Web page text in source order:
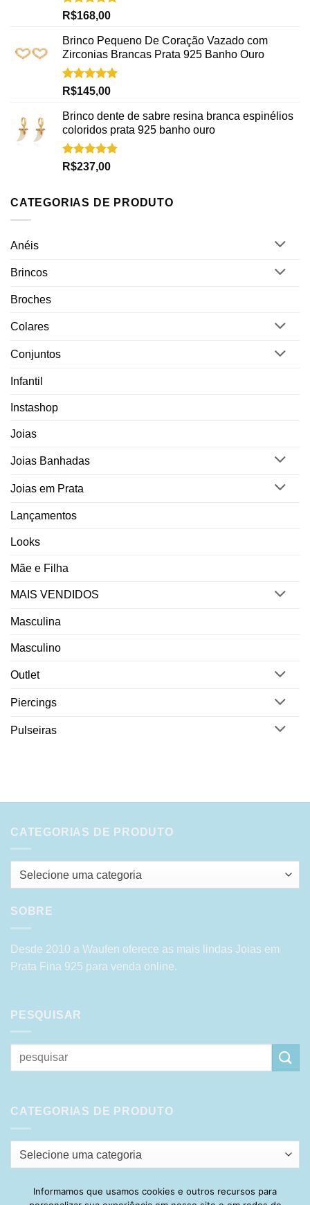
Avaliação
R$168,00
Brinco Pequeno De Coração Vazado com
Zirconias Brancas Prata 925 Banho Ouro
Avaliação
R$145,00
Brinco dente de sabre resina branca espinélios
coloridos prata 925 banho ouro
Avaliação
R$237,00
CATEGORIAS DE PRODUTO
Anéis
Brincos
Broches
Colares
Conjuntos
Infantil
Instashop
Joias
Joias Banhadas
Joias em Prata
Lançamentos
Looks
Mãe e Filha
MAIS VENDIDOS
Masculina
Masculino
Outlet
Piercings
Pulseiras
CATEGORIAS DE PRODUTO
Selecione uma categoria
SOBRE
Desde 2010 a Waufen oferece as mais lindas Joias em
Prata Fina 925 para venda online.
PESQUISAR
Pesquisar
por:
CATEGORIAS DE PRODUTO
Selecione uma categoria
Informamos que usamos cookies e outros recursos para